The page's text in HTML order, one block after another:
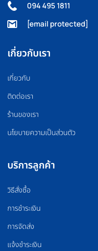
094 495 1811
[email protected]
เกี่ยวกับเรา
เกี่ยวกับ
ติดต่อเรา
ร้านของเรา
นโยบายความเป็นส่วนตัว
บริการลูกค้า
วิธีสั่งซื้อ
การชำระเงิน
การจัดส่ง
แจ้งชำระเงิน